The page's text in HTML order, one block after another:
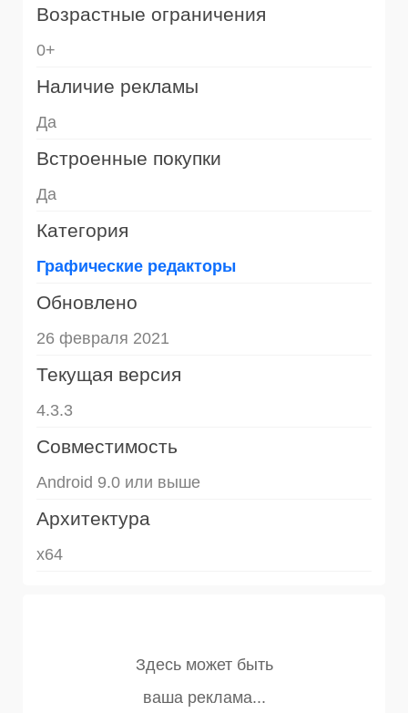
Возрастные ограничения
0+
Наличие рекламы
Да
Встроенные покупки
Да
Категория
Графические редакторы
Обновлено
26 февраля 2021
Текущая версия
4.3.3
Совместимость
Android 9.0 или выше
Архитектура
x64